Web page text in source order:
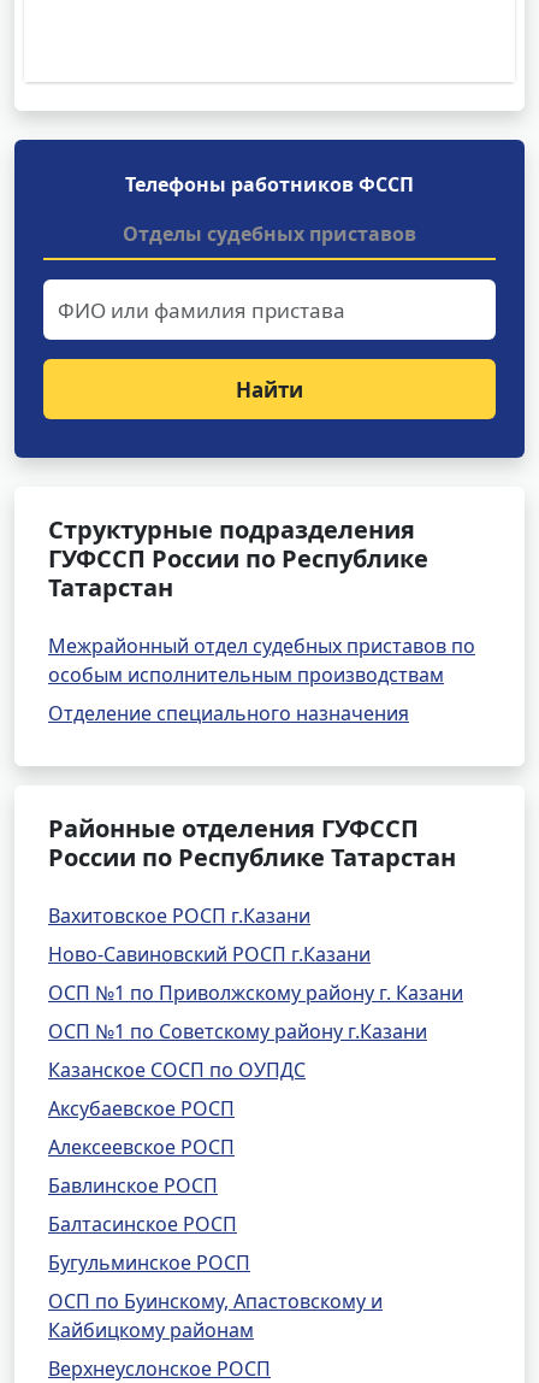
Телефоны работников ФССП
Отделы судебных приставов
Найти
Структурные подразделения
ГУФССП России по Республике
Татарстан
Межрайонный отдел судебных приставов по
особым исполнительным производствам
Отделение специального назначения
Районные отделения ГУФССП
России по Республике Татарстан
Вахитовское РОСП г.Казани
Ново-Савиновский РОСП г.Казани
ОСП №1 по Приволжскому району г. Казани
ОСП №1 по Советскому району г.Казани
Казанское СОСП по ОУПДС
Аксубаевское РОСП
Алексеевское РОСП
Бавлинское РОСП
Балтасинское РОСП
Бугульминское РОСП
ОСП по Буинскому, Апастовскому и
Кайбицкому районам
Верхнеуслонское РОСП